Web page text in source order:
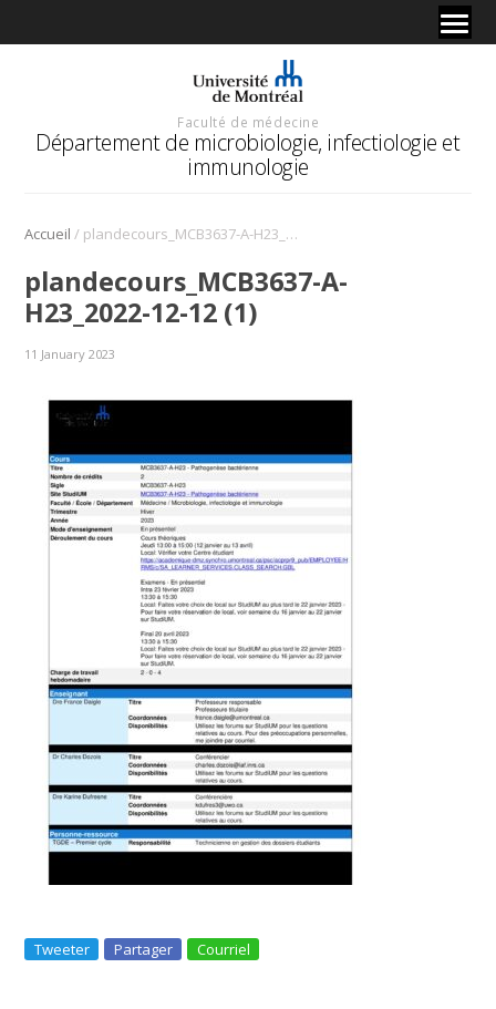
Faculté de médecine
Département de microbiologie, infectiologie et
immunologie
Accueil / plandecours_MCB3637-A-H23_2022-12-12 (1)
plandecours_MCB3637-A-
H23_2022-12-12 (1)
11 January 2023
Tweeter Partager Courriel